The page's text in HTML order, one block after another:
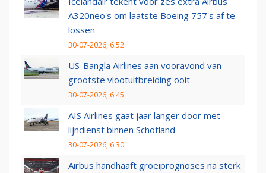
A320neo's om laatste Boeing 757's af te
lossen
30-07-2026, 6:52
US-Bangla Airlines aan vooravond van
grootste vlootuitbreiding ooit
30-07-2026, 6:45
AIS Airlines gaat jaar langer door met
lijndienst binnen Schotland
30-07-2026, 6:30
Airbus handhaaft groeiprognoses na sterk